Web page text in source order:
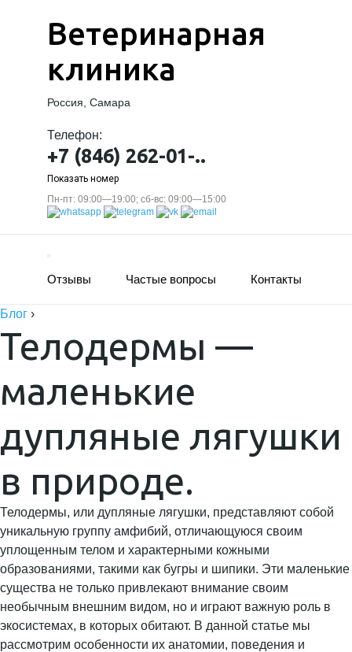
Ветеринарная
клиника
Россия, Самара
Телефон:
+7 (846) 262-01-..
Показать номер
Пн-пт: 09:00—19:00; сб-вс: 09:00—15:00
Отзывы Частые вопросы Контакты
Блог ›
Телодермы —
маленькие
дупляные лягушки
в природе.
Телодермы, или дупляные лягушки, представляют собой
уникальную группу амфибий, отличающуюся своим
уплощенным телом и характерными кожными
образованиями, такими как бугры и шипики. Эти маленькие
существа не только привлекают внимание своим
необычным внешним видом, но и играют важную роль в
экосистемах, в которых обитают. В данной статье мы
рассмотрим особенности их анатомии, поведения и